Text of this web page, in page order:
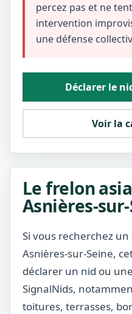
percez pas et ne
intervention
une défense
Déclarer le
Voir la
Le frelon
Asnières-
Si vous recherchez
Asnières-sur-Seine,
déclarer un nid ou
SignalNids,
toitures, terrasses,